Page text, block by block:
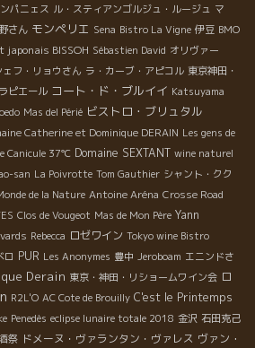
パニェス ル・スティアンゴルジュ・ルージュ マ
さん モンペリエ Sena Bistro La Vigne 伊豆 BMO
BISSOH Sébastien David オリヴァー
ェフ・リョウさん ラ・カーブ・アピコル 東京神田・
ピエール コート・ド・ブルイイ Katsuyama
Mas del Périé ビストロ・ブリュタル
Catherine et Dominique DERAIN Les gens de
Canicule 37℃ Domaine SEXTANT wine naturel
san La Poivrotte Tom Gauthier シャント・クク
de la Nature Antoine Aréna Crosse Road
Clos de Vougeot Mas de Mon Père Yann
Rebecca ロゼワイン Tokyo wine Bistro
ロ PUR Les Anonymes 豊中 Jeroboam エニンドさ
Derain 東京・神田・リショームワイン会 ロ
R2L'O AC Cote de Brouilly C'est le Printemps
Penedès eclipse lunaire totale 2018 金沢 石田克己
祭 ドメーヌ・ヴァランタン・ヴァレス ヴァン・